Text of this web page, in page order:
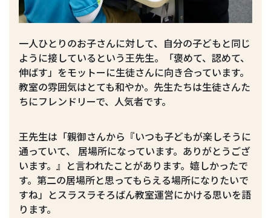
一人ひとりのお子さんに対して、自分の子どもと同じ
ように接しているという王先生。「褒めて、認めて、
伸ばす」をモットーに生徒さんに向き合っています。
教室の雰囲気はとても和やか。先生たちは生徒さんた
ちにフレンドリーで、人気者です。
王先生は「親御さんから『いつも子どもが楽しそうに
通っていて、 居場所になっています。ありがとうござ
います。』と言われたことがあります。嬉しかったで
す。第二の居場所と思ってもらえる場所になりたいで
すね」とスラスラそろばん教室運営にかける思いを語
ります。